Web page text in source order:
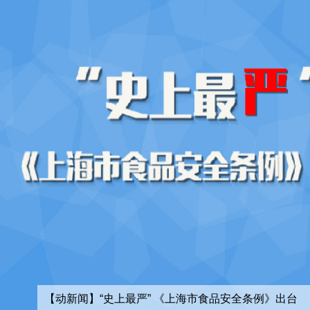
【动新闻】55句话帮你读懂2017上海市政府工作报告